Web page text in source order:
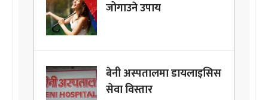
जोगाउने उपाय
बेनी अस्पतालमा डायलाइसिस
सेवा विस्तार